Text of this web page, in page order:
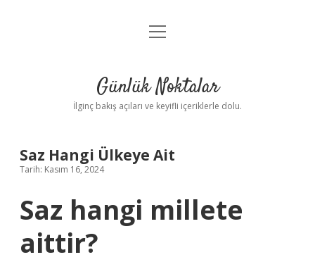
Anasayfa
Yasal Uyarı
menüyü
Günlük Noktalar
İlginç bakış açıları ve keyifli içeriklerle dolu.
Saz Hangi Ülkeye Ait
Tarih: Kasım 16, 2024
Saz hangi millete
aittir?